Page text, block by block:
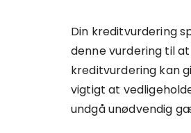
Din kreditvurdering
denne vurdering til
kreditvurdering kan
vigtigt at
undgå unødvendig